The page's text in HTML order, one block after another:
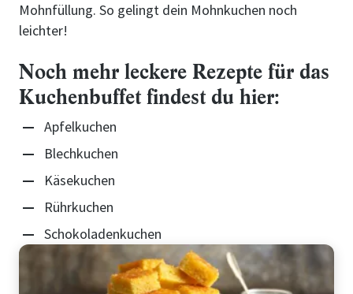
Mohnfüllung. So gelingt dein Mohnkuchen noch
leichter!
Noch mehr leckere Rezepte für das
Kuchenbuffet findest du hier:
Apfelkuchen
Blechkuchen
Käsekuchen
Rührkuchen
Schokoladenkuchen